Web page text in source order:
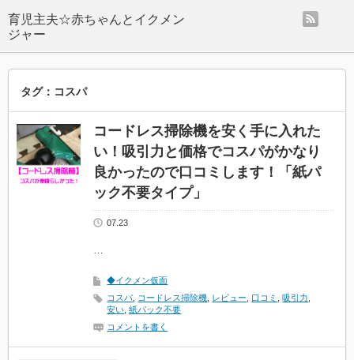
タグ：コスパ
コードレス掃除機を安く手に入れた
い！吸引力と価格でコスパがかなり
良かったので口コミします！「紙パ
ック不要タイプ」
07.23
…
◆イクメン仮面
コスパ
コードレス掃除機 レビュー 口コミ ,吸引力
安い ,紙パック不要
コメントを書く